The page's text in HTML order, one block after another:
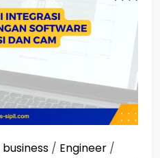
business / Engineer /